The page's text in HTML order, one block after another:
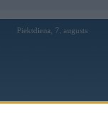
Piektdiena, 7. augusts